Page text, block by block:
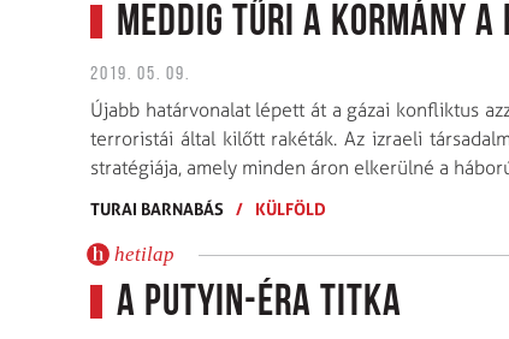
Meddig tűri a kormány a
2019. 05. 09.
Újabb határvonalat lépett át a gázai konfliktus
terroristái által kilőtt rakéták. Az izraeli
stratégiája, amely minden áron elkerülné a
TURAI BARNABÁS / KÜLFÖLD
hetilap
A Putyin-éra titka